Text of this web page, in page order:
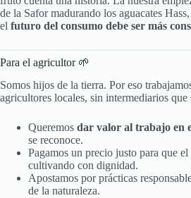
de la Safor madurando los aguacates
el futuro del consumo debe ser más
Para el agricultor 🌱
Somos hijos de la tierra. Por eso
agricultores locales, sin intermediarios que
Queremos dar valor al trabajo en
se reconoce.
Pagamos un precio justo para que
cultivando con dignidad.
Apostamos por prácticas
de la naturaleza.